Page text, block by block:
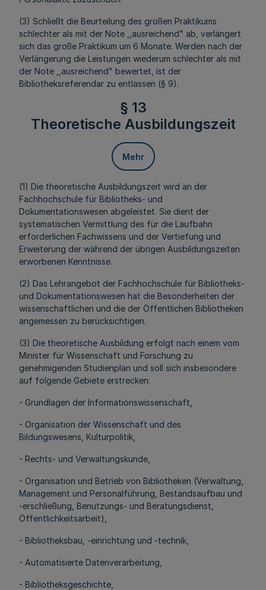
(3) Schließt die Beurteilung des großen Praktikums
schlechter als mit der Note ,,ausreichend" ab, verlängert
sich das große Praktikum um 6 Monate. Werden nach der
Verlängerung die Leistungen wiederum schlechter als mit
der Note ,,ausreichend" bewertet, ist der
Bibliotheksreferendar zu entlassen (§ 9).
§ 13
Theoretische Ausbildungszeit
Mehr
(1) Die theoretische Ausbildungszeit wird an der
Fachhochschule für Bibliotheks- und
Dokumentationswesen abgeleistet. Sie dient der
systematischen Vermittlung des für die Laufbahn
erforderlichen Fachwissens und der Vertiefung und
Erweiterung der während der übrigen Ausbildungszeiten
erworbenen Kenntnisse.
(2) Das Lehrangebot der Fachhochschule für Bibliotheks-
und Dokumentationswesen hat die Besonderheiten der
wissenschaftlichen und die der Öffentlichen Bibliotheken
angemessen zu berücksichtigen.
(3) Die theoretische Ausbildung erfolgt nach einem vom
Minister für Wissenschaft und Forschung zu
genehmigenden Studienplan und soll sich insbesondere
auf folgende Gebiete erstrecken:
- Grundlagen der Informationswissenschaft,
- Organisation der Wissenschaft und des
Bildungswesens, Kulturpolitik,
- Rechts- und Verwaltungskunde,
- Organisation und Betrieb von Bibliotheken (Verwaltung,
Management und Personalführung, Bestandsaufbau und
-erschließung, Benutzungs- und Beratungsdienst,
Öffentlichkeitsarbeit),
- Bibliotheksbau, -einrichtung und -technik,
- Automatisierte Datenverarbeitung,
- Bibliotheksgeschichte,